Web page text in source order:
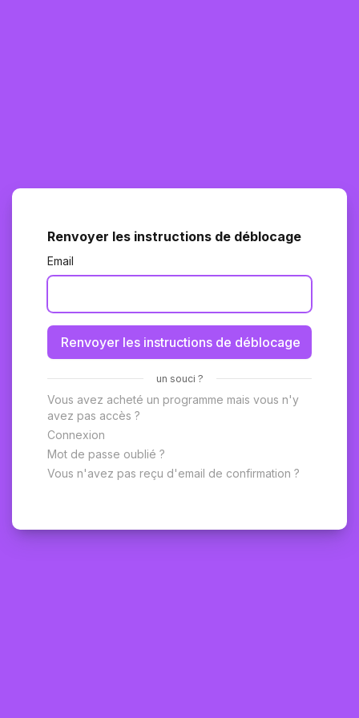
Renvoyer les instructions de déblocage
Email
un souci ?
Vous avez acheté un programme mais vous n'y
avez pas accès ?
Connexion
Mot de passe oublié ?
Vous n'avez pas reçu d'email de confirmation ?